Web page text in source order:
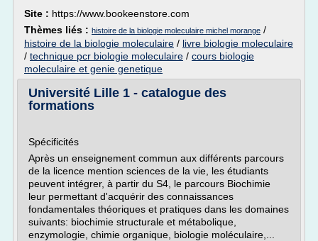
Site : https://www.bookeenstore.com
Thèmes liés : histoire de la biologie moleculaire michel morange /
histoire de la biologie moleculaire / livre biologie moleculaire
/ technique pcr biologie moleculaire / cours biologie
moleculaire et genie genetique
Université Lille 1 - catalogue des
formations
Spécificités
Après un enseignement commun aux différents parcours
de la licence mention sciences de la vie, les étudiants
peuvent intégrer, à partir du S4, le parcours Biochimie
leur permettant d'acquérir des connaissances
fondamentales théoriques et pratiques dans les domaines
suivants: biochimie structurale et métabolique,
enzymologie, chimie organique, biologie moléculaire,...